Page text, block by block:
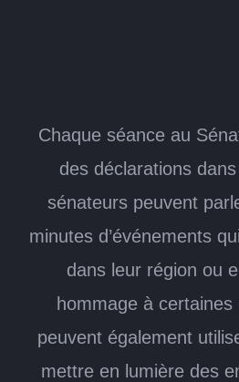
Chaque séance au
des déclarations
sénateurs peuvent
minutes d’événements
dans leur région ou
hommage à
peuvent également
mettre en lumière des